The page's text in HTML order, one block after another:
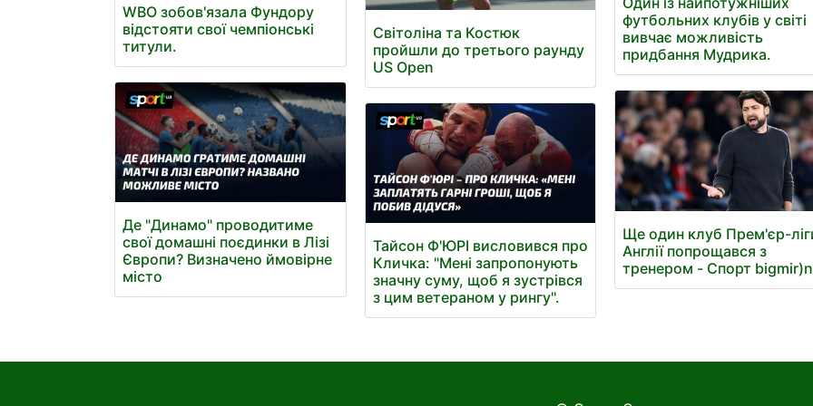
WBO зобов'язала Фундору
відстояти свої чемпіонські
титули.
Де "Динамо" проводитиме
свої домашні поєдинки в Лізі
Європи? Визначено ймовірне
місто
Світоліна та Костюк
пройшли до третього раунду
US Open
Тайсон Ф'ЮРІ висловився про
Кличка: "Мені запропонують
значну суму, щоб я зустрівся
з цим ветераном у рингу".
футбольних клубів у світі
вивчає можливість
придбання Мудрика.
Ще один клуб Прем'єр-
Англії попрощався з
тренером - Спорт